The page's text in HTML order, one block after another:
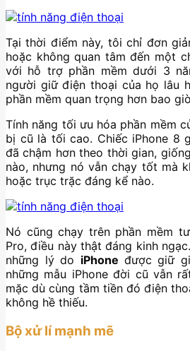
Tại thời điểm này, tôi chỉ đơn
hoặc không quan tâm đến một
với hỗ trợ phần mềm dưới 3
người giữ điện thoại của họ lâu
phần mềm quan trọng hơn bao
Tính năng tối ưu hóa phần mềm
bị cũ là tối cao. Chiếc iPhone 8
đã chậm hơn theo thời gian,
nào, nhưng nó vẫn chạy tốt mà
hoặc trục trặc đáng kể nào.
Nó cũng chạy trên phần mềm
Pro, điều này thật đáng kinh
những lý do iPhone được giữ
những mẫu iPhone đời cũ vẫn
mặc dù cùng tầm tiền đó điện
không hề thiếu.
Bộ xử lí mạnh mẽ